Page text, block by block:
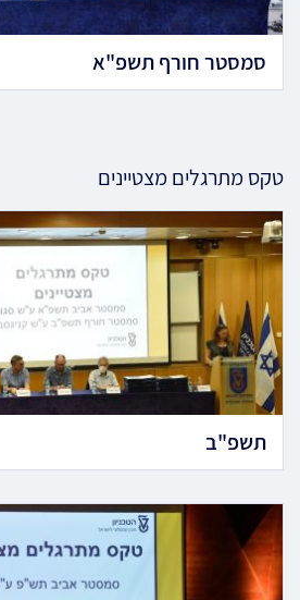
סמסטר חורף תשפ"א
טקס מתרגלים מצטיינים
תשפ"ב